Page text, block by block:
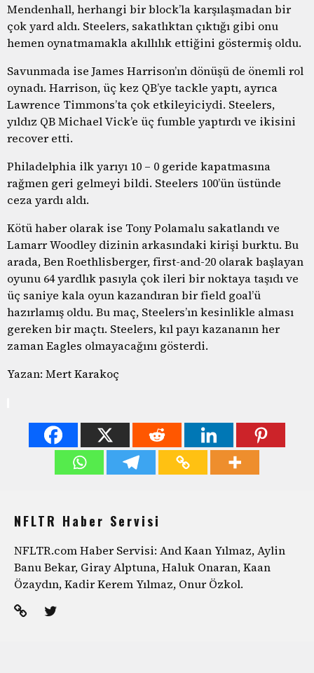
Mendenhall, herhangi bir block’la karşılaşmadan bir
çok yard aldı. Steelers, sakatlıktan çıktığı gibi onu
hemen oynatmamakla akıllılık ettiğini göstermiş oldu.
Savunmada ise James Harrison’ın dönüşü de önemli rol
oynadı. Harrison, üç kez QB’ye tackle yaptı, ayrıca
Lawrence Timmons’ta çok etkileyiciydi. Steelers,
yıldız QB Michael Vick’e üç fumble yaptırdı ve ikisini
recover etti.
Philadelphia ilk yarıyı 10 – 0 geride kapatmasına
rağmen geri gelmeyi bildi. Steelers 100’ün üstünde
ceza yardı aldı.
Kötü haber olarak ise Tony Polamalu sakatlandı ve
Lamarr Woodley dizinin arkasındaki kirişi burktu. Bu
arada, Ben Roethlisberger, first-and-20 olarak başlayan
oyunu 64 yardlık pasıyla çok ileri bir noktaya taşıdı ve
üç saniye kala oyun kazandıran bir field goal’ü
hazırlamış oldu. Bu maç, Steelers’ın kesinlikle alması
gereken bir maçtı. Steelers, kıl payı kazananın her
zaman Eagles olmayacağını gösterdi.
Yazan: Mert Karakoç
NFLTR Haber Servisi
NFLTR.com Haber Servisi: And Kaan Yılmaz, Aylin
Banu Bekar, Giray Alptuna, Haluk Onaran, Kaan
Özaydın, Kadir Kerem Yılmaz, Onur Özkol.